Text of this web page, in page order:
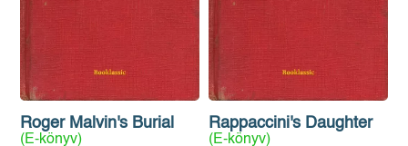
Roger Malvin's Burial
(E-könyv)
Rappaccini's Daughter
(E-könyv)